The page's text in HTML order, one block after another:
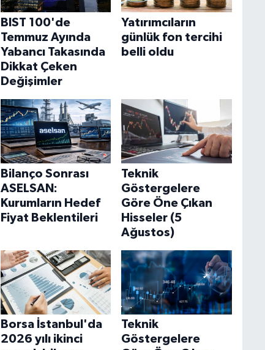
BIST 100'de
Temmuz Ayında
Yabancı Takasında
Dikkat Çeken
Değişimler
Yatırımcıların
günlük fon tercihi
belli oldu
Bilanço Sonrası
ASELSAN:
Kurumların Hedef
Fiyat Beklentileri
Teknik
Göstergelere
Göre Öne Çıkan
Hisseler (5
Ağustos)
Borsa İstanbul'da
2026 yılı ikinci
Teknik
Göstergelere